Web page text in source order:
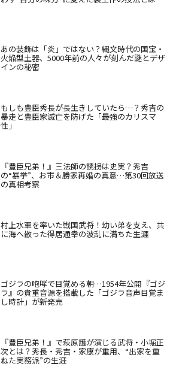
あの装飾は「炎」ではない？縄文時代の国宝・
火焔型土器、5000年前の人々が刻んだ謎とデザ
インの秘密
もしも豊臣秀長が長生きしていたら…？秀吉の
暴走と豊臣家滅亡を防げた「最強のカリスマ
性」
『豊臣兄弟！』三法師の誘拐は史実？秀吉
の“暴挙”、お市＆勝家再婚の真意…第30回放送
の真相考察
村上水軍を率いた戦国武将！幼い弟を支え、共
に海へ散った得居通幸の波乱に満ちた生涯
ゴジラの咆哮で目覚める朝…1954年公開『ゴジ
ラ』の貴重音源を搭載した「ゴジラ音声目覚ま
し時計」が新発売
『豊臣兄弟！』で萩原護が演じる武将・小堀正
次とは？秀長・秀吉・家康が重用、“出家を重
ねた実務派”の生涯